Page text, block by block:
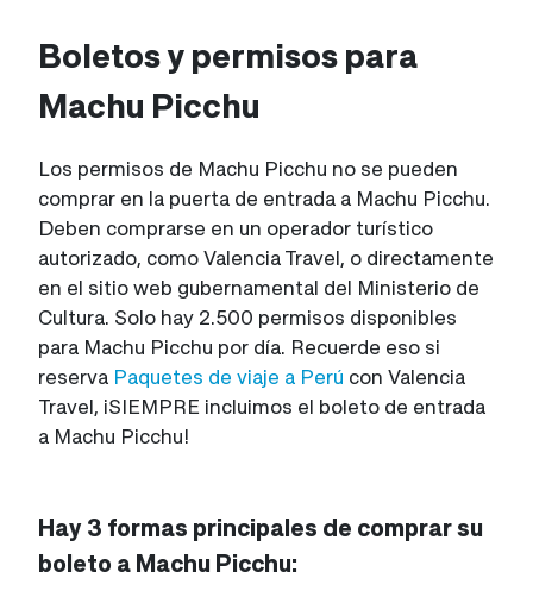
Boletos y permisos para
Machu Picchu
Los permisos de Machu Picchu no se pueden
comprar en la puerta de entrada a Machu Picchu.
Deben comprarse en un operador turístico
autorizado, como Valencia Travel, o directamente
en el sitio web gubernamental del Ministerio de
Cultura. Solo hay 2.500 permisos disponibles
para Machu Picchu por día. Recuerde eso si
reserva Paquetes de viaje a Perú con Valencia
Travel, ¡SIEMPRE incluimos el boleto de entrada
a Machu Picchu!
Hay 3 formas principales de comprar su
boleto a Machu Picchu: